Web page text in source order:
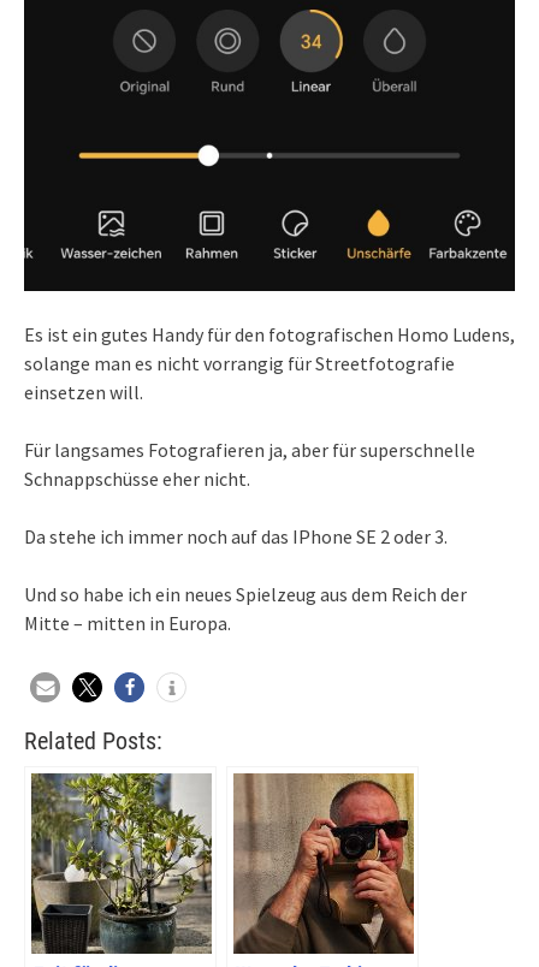
Es ist ein gutes Handy für den fotografischen Homo Ludens,
solange man es nicht vorrangig für Streetfotografie
einsetzen will.
Für langsames Fotografieren ja, aber für superschnelle
Schnappschüsse eher nicht.
Da stehe ich immer noch auf das IPhone SE 2 oder 3.
Und so habe ich ein neues Spielzeug aus dem Reich der
Mitte – mitten in Europa.
Related Posts: